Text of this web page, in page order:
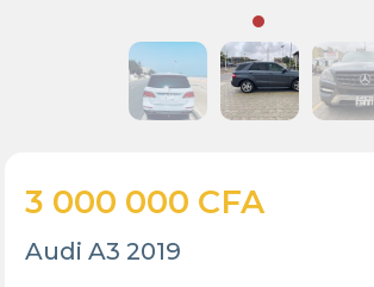
3 000 000 CFA
Audi A3 2019